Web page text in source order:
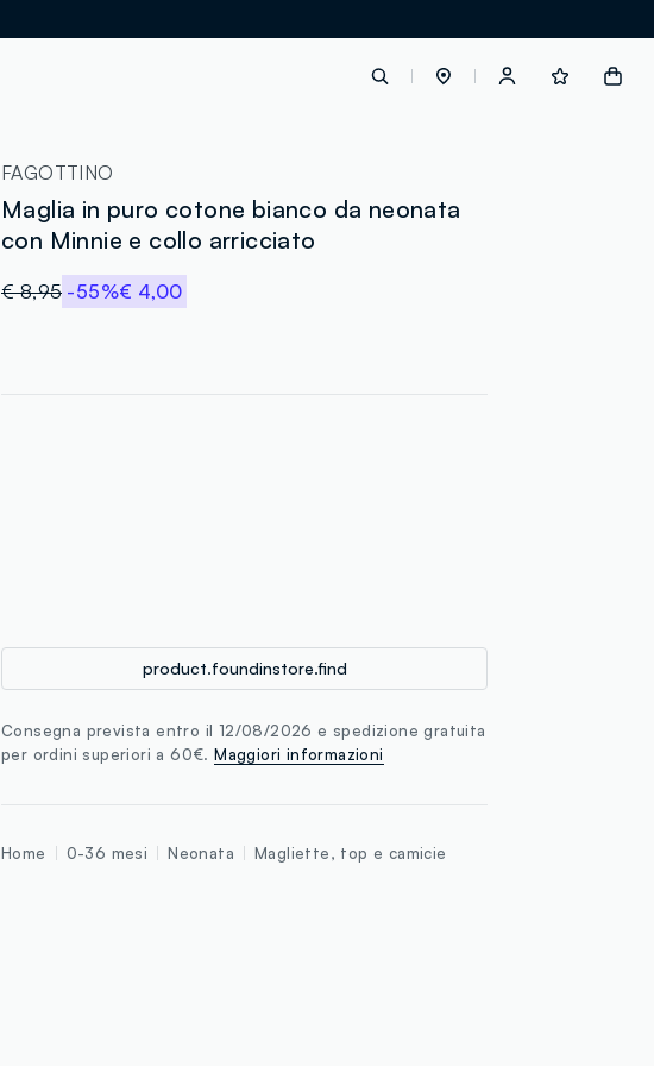
FAGOTTINO
Maglia in puro cotone bianco da neonata
con Minnie e collo arricciato
€ 8,95 -55%€ 4,00
product.foundinstore.find
Consegna prevista entro il 12/08/2026 e spedizione gratuita
per ordini superiori a 60€.Maggiori informazioni
Home 0-36 mesi Neonata Magliette, top e camicie